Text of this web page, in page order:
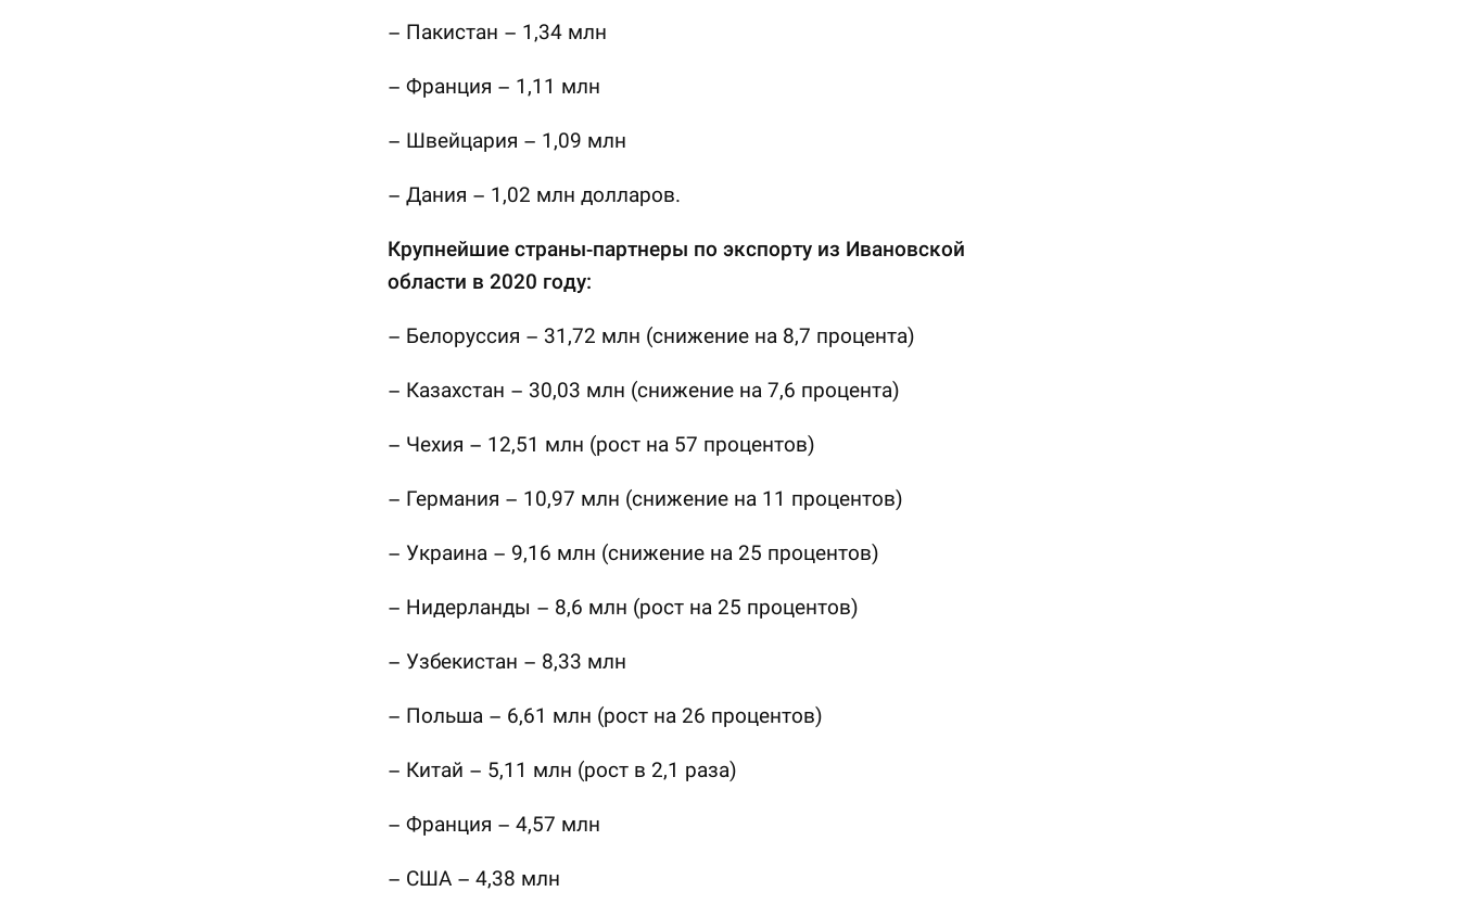
– Пакистан – 1,34 млн
– Франция – 1,11 млн
– Швейцария – 1,09 млн
– Дания – 1,02 млн долларов.
Крупнейшие страны-партнеры по экспорту из Ивановской
области в 2020 году:
– Белоруссия – 31,72 млн (снижение на 8,7 процента)
– Казахстан – 30,03 млн (снижение на 7,6 процента)
– Чехия – 12,51 млн (рост на 57 процентов)
– Германия – 10,97 млн (снижение на 11 процентов)
– Украина – 9,16 млн (снижение на 25 процентов)
– Нидерланды – 8,6 млн (рост на 25 процентов)
– Узбекистан – 8,33 млн
– Польша – 6,61 млн (рост на 26 процентов)
– Китай – 5,11 млн (рост в 2,1 раза)
– Франция – 4,57 млн
– США – 4,38 млн